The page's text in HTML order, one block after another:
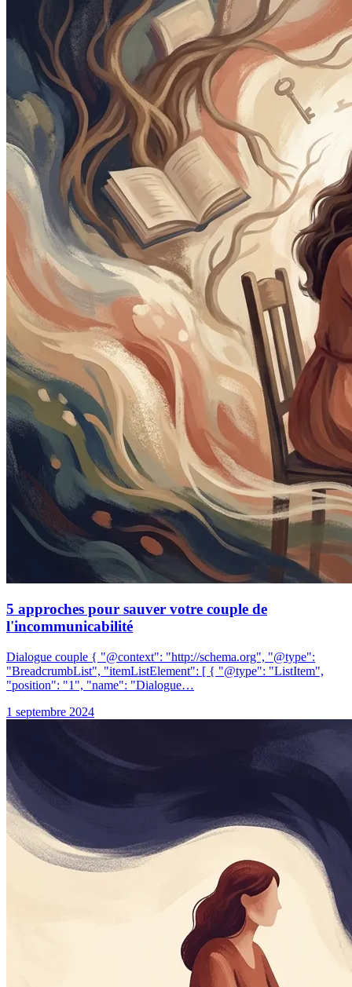
5 approches pour sauver votre couple de
l'incommunicabilité
Dialogue couple { "@context": "http://schema.org", "@type":
"BreadcrumbList", "itemListElement": [ { "@type": "ListItem",
"position": "1", "name": "Dialogue…
1 septembre 2024